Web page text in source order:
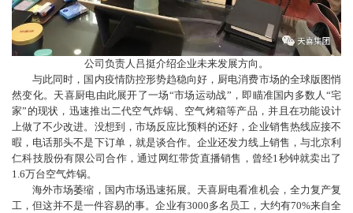
公司负责人吕挺介绍企业未来发展方向。
与此同时，国内疫情防控形势趋稳向好，厨电消费市场的全球版图悄
然变化。天喜厨电由此展开了一场“市场运动战”，即瞄准国内多数人“宅
家”的现状，迅速推出二代空气炸锅、空气烤箱等产品，并且在功能设计
上做了不少改进。没想到，市场反应比预料的还好，企业销售热线应接不
暇，电话那头不是下订单，就是谈合作。企业还发力线上销售，与北京利
仁科技股份有限公司合作，通过网红带货直播销售，曾经1秒钟就卖出了
1.6万台空气炸锅。
海外市场萎缩，国内市场迅速拓展。天喜厨电看准机会，全力复产复
工，但这并不是一件容易的事。企业有3000多名员工，大约有70%来自全